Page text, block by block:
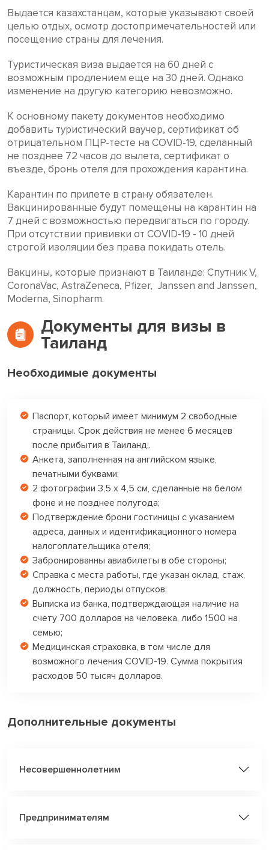
Выдается казахстанцам, которые указывают своей
целью отдых, осмотр достопримечательностей или
посещение страны для лечения.
Туристическая виза выдается на 60 дней с
возможным продлением еще на 30 дней. Однако
изменение на другую категорию невозможно.
К основному пакету документов необходимо
добавить туристический ваучер, сертификат об
отрицательном ПЦР-тесте на COVID-19, сделанный
не позднее 72 часов до вылета, сертификат о
въезде, бронь отеля для прохождения карантина.
Карантин по прилете в страну обязателен.
Вакцинированные будут помещены на карантин на
7 дней с возможностью передвигаться по городу.
При отсутствии прививки от COVID-19 - 10 дней
строгой изоляции без права покидать отель.
Вакцины, которые признают в Таиланде: Спутник V,
CoronaVac, AstraZeneca, Pfizer, Janssen and Janssen,
Moderna, Sinopharm.
Документы для визы в
Таиланд
Необходимые документы
Паспорт, который имеет минимум 2 свободные
страницы. Срок действия не менее 6 месяцев
после прибытия в Таиланд;.
Анкета, заполненная на английском языке,
печатными буквами;
2 фотографии 3,5 х 4,5 см, сделанные на белом
фоне и не позднее полугода;
Подтверждение брони гостиницы с указанием
адреса, данных и идентификационного номера
налогоплательщика отеля;
Забронированны авиабилеты в обе стороны;
Справка с места работы, где указан оклад, стаж,
должность, периоды отпусков;
Выписка из банка, подтверждающая наличие на
счету 700 долларов на человека, либо 1500 на
семью;
Медицинская страховка, в том числе для
возможного лечения COVID-19. Сумма покрытия
расходов 50 тысяч долларов.
Дополнительные документы
Несовершеннолетним
Предпринимателям